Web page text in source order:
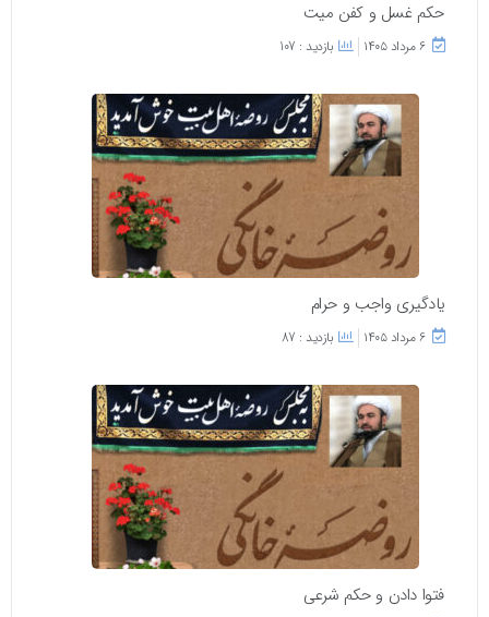
حکم غسل و کفن میت
۶ مرداد ۱۴۰۵ بازدید : 107
یادگیری واجب و حرام
۶ مرداد ۱۴۰۵ بازدید : 87
فتوا دادن و حکم شرعی